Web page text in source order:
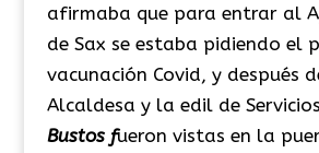
afirmaba que para entrar al
de Sax se estaba pidiendo el
vacunación Covid, y después
Alcaldesa y la edil de
Bustos fueron vistas en la